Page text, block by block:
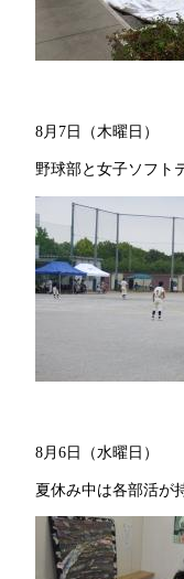
8月7日（木曜日）
野球部と女子ソフト
8月6日（水曜日）
夏休み中は各部活が